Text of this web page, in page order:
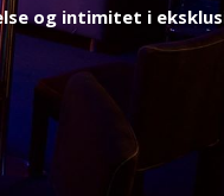
og intimitet i